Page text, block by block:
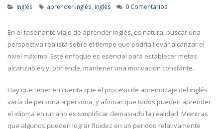
Inglés aprender inglés inglés 0 Comentarios
En el fascinante viaje de aprender inglés, es natural buscar una
perspectiva realista sobre el tiempo que podría llevar alcanzar el
nivel máximo. Este enfoque es esencial para establecer metas
alcanzables y, por ende, mantener una motivación constante.
Hay que tener en cuenta que el proceso de aprendizaje del inglés
varía de persona a persona, y afirmar que todos pueden aprender
el idioma en un año es simplificar demasiado la realidad. Mientras
que algunos pueden lograr fluidez en un periodo relativamente